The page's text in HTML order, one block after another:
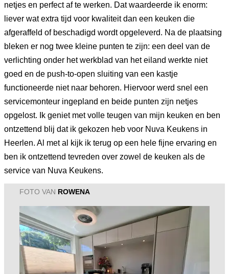
netjes en perfect af te werken. Dat waardeerde ik enorm:
liever wat extra tijd voor kwaliteit dan een keuken die
afgeraffeld of beschadigd wordt opgeleverd. Na de plaatsing
bleken er nog twee kleine punten te zijn: een deel van de
verlichting onder het werkblad van het eiland werkte niet
goed en de push-to-open sluiting van een kastje
functioneerde niet naar behoren. Hiervoor werd snel een
servicemonteur ingepland en beide punten zijn netjes
opgelost. Ik geniet met volle teugen van mijn keuken en ben
ontzettend blij dat ik gekozen heb voor Nuva Keukens in
Heerlen. Al met al kijk ik terug op een hele fijne ervaring en
ben ik ontzettend tevreden over zowel de keuken als de
service van Nuva Keukens.
FOTO VAN ROWENA